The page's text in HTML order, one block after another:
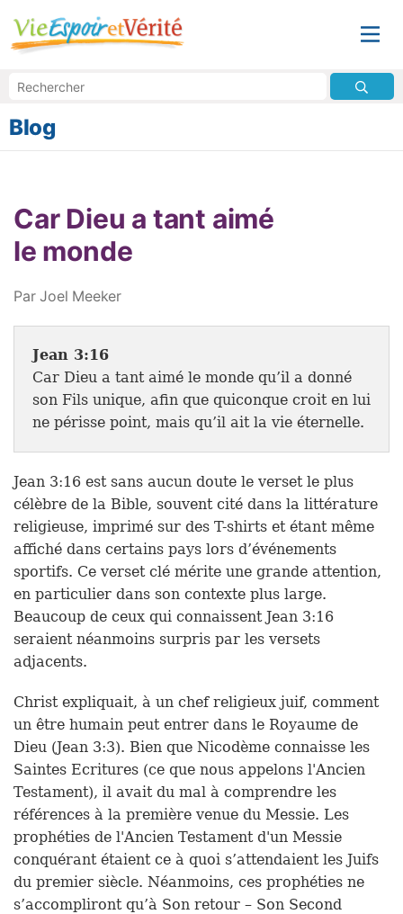
Blog
Car Dieu a tant aimé
le monde
Par Joel Meeker
Jean 3:16
Car Dieu a tant aimé le monde qu’il a donné
son Fils unique, afin que quiconque croit en lui
ne périsse point, mais qu’il ait la vie éternelle.
Jean 3:16 est sans aucun doute le verset le plus
célèbre de la Bible, souvent cité dans la littérature
religieuse, imprimé sur des T-shirts et étant même
affiché dans certains pays lors d’événements
sportifs. Ce verset clé mérite une grande attention,
en particulier dans son contexte plus large.
Beaucoup de ceux qui connaissent Jean 3:16
seraient néanmoins surpris par les versets
adjacents.
Christ expliquait, à un chef religieux juif, comment
un être humain peut entrer dans le Royaume de
Dieu (Jean 3:3). Bien que Nicodème connaisse les
Saintes Ecritures (ce que nous appelons l'Ancien
Testament), il avait du mal à comprendre les
références à la première venue du Messie. Les
prophéties de l'Ancien Testament d'un Messie
conquérant étaient ce à quoi s’attendaient les Juifs
du premier siècle. Néanmoins, ces prophéties ne
s’accompliront qu’à Son retour – Son Second